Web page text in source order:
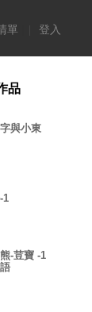
單 登入
品
與小東
1
-荳寶 -1